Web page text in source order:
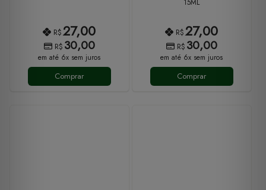
R$27,00
R$ 30,00
em até 6x sem juros
Comprar
15ML
R$27,00
R$ 30,00
em até 6x sem juros
Comprar